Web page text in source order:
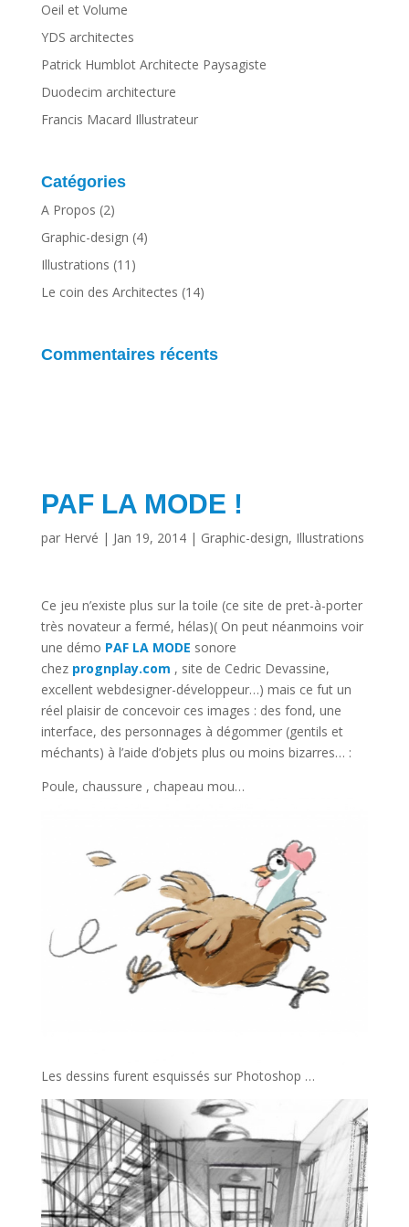
Oeil et Volume
YDS architectes
Patrick Humblot Architecte Paysagiste
Duodecim architecture
Francis Macard Illustrateur
Catégories
A Propos (2)
Graphic-design (4)
Illustrations (11)
Le coin des Architectes (14)
Commentaires récents
PAF LA MODE !
par Hervé | Jan 19, 2014| Graphic-design, Illustrations
Ce jeu n’existe plus sur la toile (ce site de pret-à-porter
très novateur a fermé, hélas)( On peut néanmoins voir
une démo PAF LA MODE sonore
chez prognplay.com , site de Cedric Devassine,
excellent webdesigner-développeur…) mais ce fut un
réel plaisir de concevoir ces images : des fond, une
interface, des personnages à dégommer (gentils et
méchants) à l’aide d’objets plus ou moins bizarres… :
Poule, chaussure , chapeau mou…
Les dessins furent esquissés sur Photoshop …